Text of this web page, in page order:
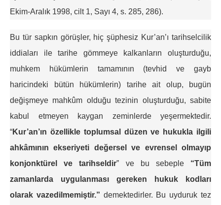
Ekim-Aralık 1998, cilt 1, Sayı 4, s. 285, 286).
Bu tür sapkın görüşler, hiç şüphesiz Kur’an’ı tarihselcilik
iddiaları ile tarihe gömmeye kalkanların oluşturduğu,
muhkem hükümlerin tamamının (tevhid ve gayb
haricindeki bütün hükümlerin) tarihe ait olup, bugün
değişmeye mahkûm olduğu tezinin oluşturduğu, sabite
kabul etmeyen kaygan zeminlerde yeşermektedir.
“Kur’an’ın özellikle toplumsal düzen ve hukukla ilgili
ahkâmının ekseriyeti değersel ve evrensel olmayıp
konjonktürel ve tarihseldir” ve bu sebeple “Tüm
zamanlarda uygulanması gereken hukuk kodları
olarak vazedilmemiştir.” demektedirler. Bu uyduruk tez